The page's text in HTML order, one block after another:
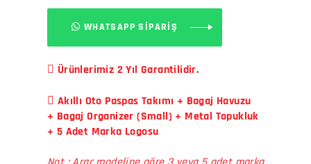
WHATSAPP SİPARİŞ
Ürünlerimiz 2 Yıl Garantilidir.
Akıllı Oto Paspas Takımı + Bagaj Havuzu
+ Bagaj Organizer (Small) + Metal Topukluk
+ 5 Adet Marka Logosu